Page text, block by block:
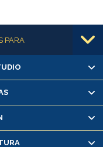
PARA
os
notas